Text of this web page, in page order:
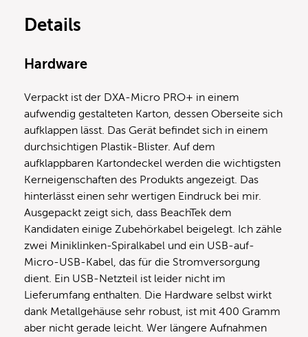
Details
Hardware
Verpackt ist der DXA-Micro PRO+ in einem
aufwendig gestalteten Karton, dessen Oberseite sich
aufklappen lässt. Das Gerät befindet sich in einem
durchsichtigen Plastik-Blister. Auf dem
aufklappbaren Kartondeckel werden die wichtigsten
Kerneigenschaften des Produkts angezeigt. Das
hinterlässt einen sehr wertigen Eindruck bei mir.
Ausgepackt zeigt sich, dass BeachTek dem
Kandidaten einige Zubehörkabel beigelegt. Ich zähle
zwei Miniklinken-Spiralkabel und ein USB-auf-
Micro-USB-Kabel, das für die Stromversorgung
dient. Ein USB-Netzteil ist leider nicht im
Lieferumfang enthalten. Die Hardware selbst wirkt
dank Metallgehäuse sehr robust, ist mit 400 Gramm
aber nicht gerade leicht. Wer längere Aufnahmen